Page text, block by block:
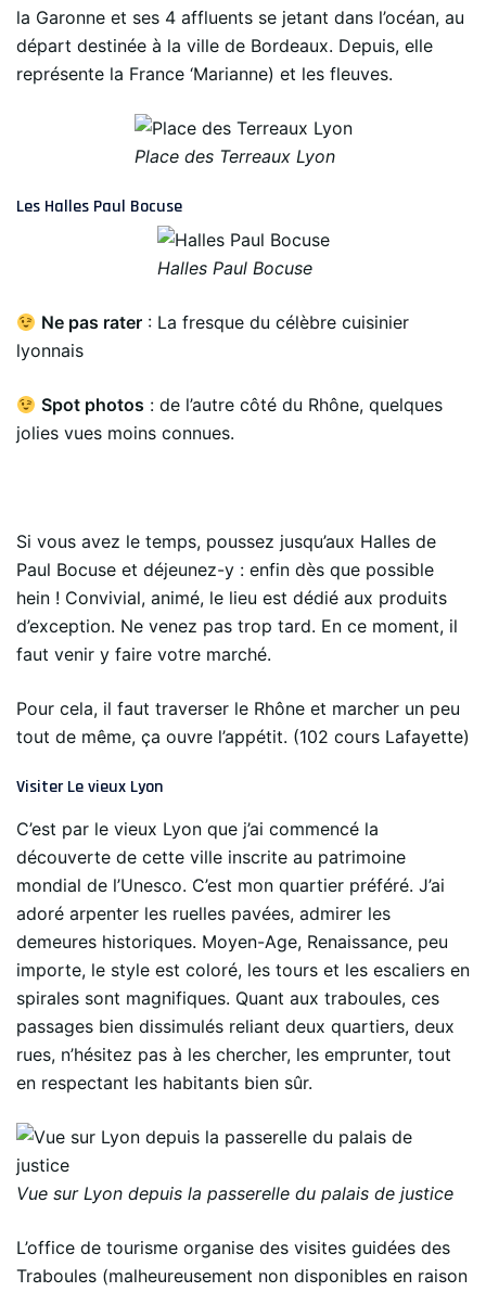
la Garonne et ses 4 affluents se jetant dans l’océan, au
départ destinée à la ville de Bordeaux. Depuis, elle
représente la France ‘Marianne) et les fleuves.
Place des Terreaux Lyon
Les Halles Paul Bocuse
Halles Paul Bocuse
Ne pas rater : La fresque du célèbre cuisinier
lyonnais
Spot photos : de l’autre côté du Rhône, quelques
jolies vues moins connues.
Si vous avez le temps, poussez jusqu’aux Halles de
Paul Bocuse et déjeunez-y : enfin dès que possible
hein ! Convivial, animé, le lieu est dédié aux produits
d’exception. Ne venez pas trop tard. En ce moment, il
faut venir y faire votre marché.
Pour cela, il faut traverser le Rhône et marcher un peu
tout de même, ça ouvre l’appétit. (102 cours Lafayette)
Visiter Le vieux Lyon
C’est par le vieux Lyon que j’ai commencé la
découverte de cette ville inscrite au patrimoine
mondial de l’Unesco. C’est mon quartier préféré. J’ai
adoré arpenter les ruelles pavées, admirer les
demeures historiques. Moyen-Age, Renaissance, peu
importe, le style est coloré, les tours et les escaliers en
spirales sont magnifiques. Quant aux traboules, ces
passages bien dissimulés reliant deux quartiers, deux
rues, n’hésitez pas à les chercher, les emprunter, tout
en respectant les habitants bien sûr.
Vue sur Lyon depuis la passerelle du palais de justice
L’office de tourisme organise des visites guidées des
Traboules (malheureusement non disponibles en raison